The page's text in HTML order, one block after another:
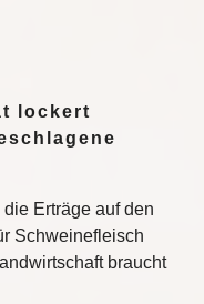
lockert
Erträge auf den
Schweinefleisch
braucht